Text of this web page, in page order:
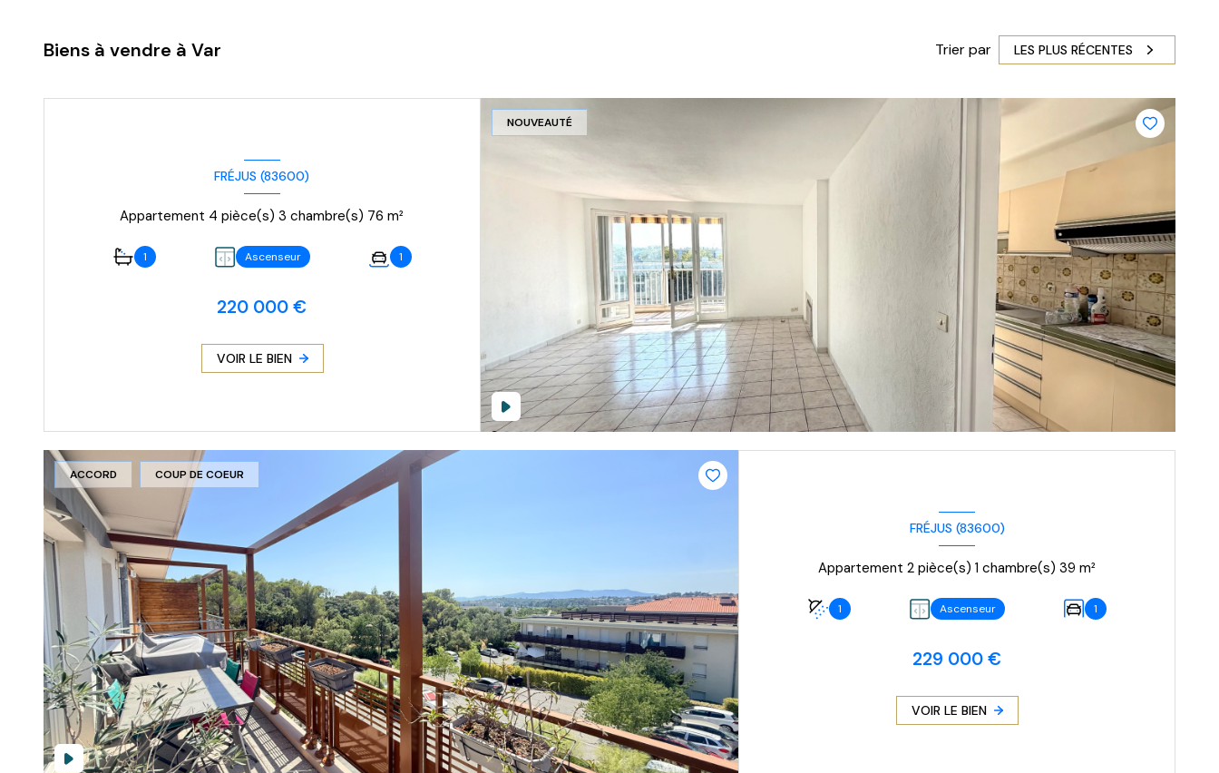
Biens à vendre à Var Trier par LES PLUS RÉCENTES
NOUVEAUTÉ
FRÉJUS (83600)
Appartement 4 pièce(s) 3 chambre(s) 76 m²
1 Ascenseur 1
220 000 €
VOIR LE BIEN
ACCORD COUP DE COEUR
FRÉJUS (83600)
Appartement 2 pièce(s) 1 chambre(s) 39 m²
1 Ascenseur 1
229 000 €
VOIR LE BIEN